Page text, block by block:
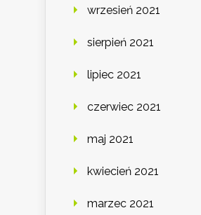
wrzesień 2021
sierpień 2021
lipiec 2021
czerwiec 2021
maj 2021
kwiecień 2021
marzec 2021